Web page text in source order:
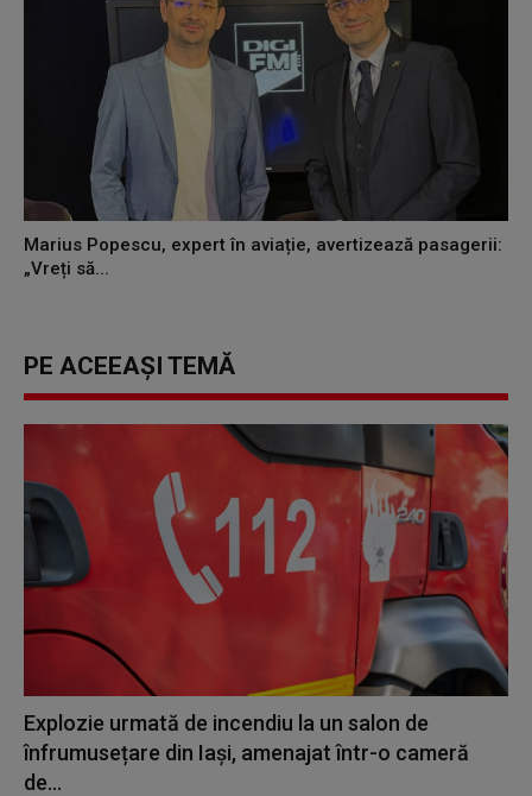
Marius Popescu, expert în aviație, avertizează pasagerii:
„Vreți să...
PE ACEEAȘI TEMĂ
Explozie urmată de incendiu la un salon de
înfrumusețare din Iași, amenajat într-o cameră
de...